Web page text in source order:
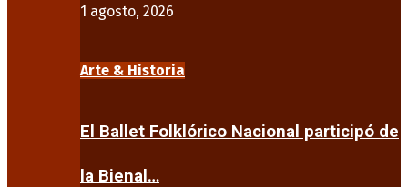
1 agosto, 2026
Arte & Historia
El Ballet Folklórico Nacional participó de
la Bienal…